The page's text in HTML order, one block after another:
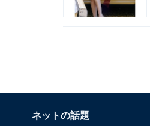
ネットの話題